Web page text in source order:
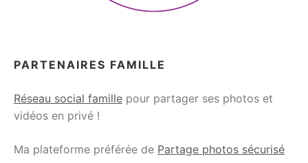
PARTENAIRES FAMILLE
Réseau social famille pour partager ses photos et
vidéos en privé !
Ma plateforme préférée de Partage photos sécurisé